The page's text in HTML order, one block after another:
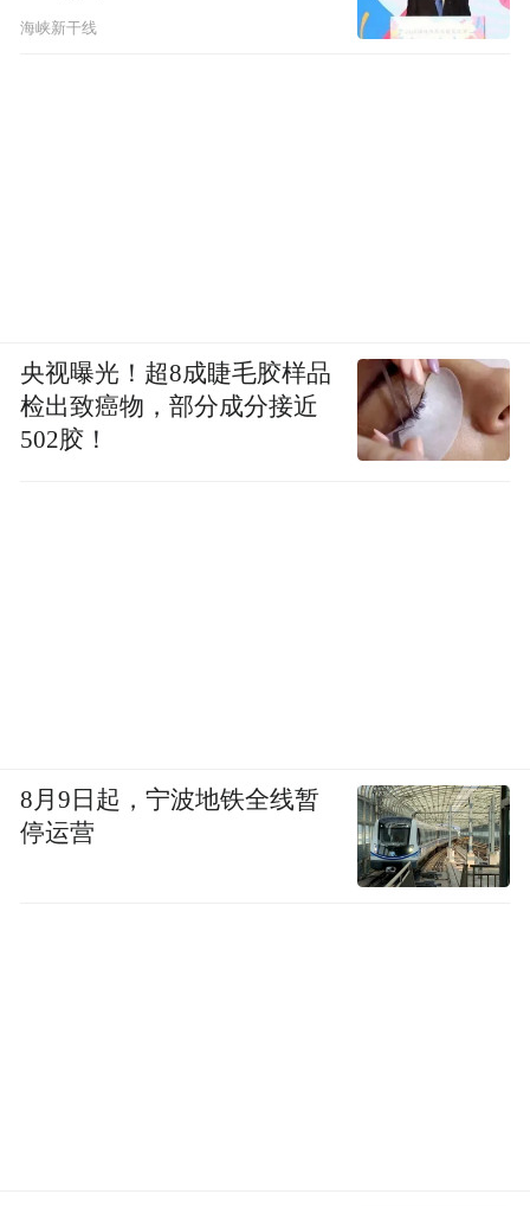
海峡新干线
央视曝光！超8成睫毛胶样品
检出致癌物，部分成分接近
502胶！
8月9日起，宁波地铁全线暂
停运营